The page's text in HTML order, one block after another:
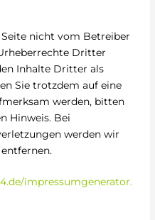
nicht vom Betreiber
Dritter
Inhalte Dritter als
Sie trotzdem auf eine
werden, bitten
Hinweis. Bei
werden wir
impressumgenerator.